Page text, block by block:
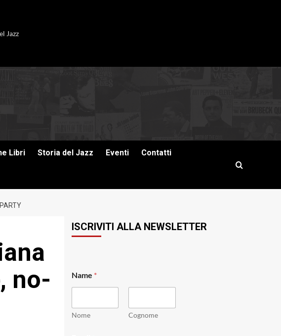
Jazz
Libri Storia del Jazz Eventi Contatti
no-
ISCRIVITI ALLA NEWSLETTER
m
a
l
N
Name *
Nome Cognome